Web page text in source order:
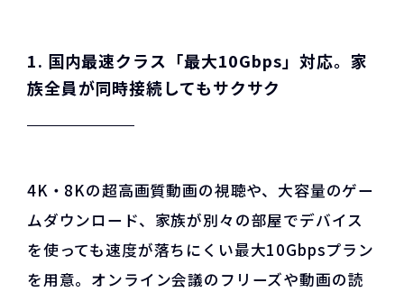
1. 国内最速クラス「最大10Gbps」対応。家
族全員が同時接続してもサクサク
4K・8Kの超高画質動画の視聴や、大容量のゲー
ムダウンロード、家族が別々の部屋でデバイス
を使っても速度が落ちにくい最大10Gbpsプラン
を用意。オンライン会議のフリーズや動画の読